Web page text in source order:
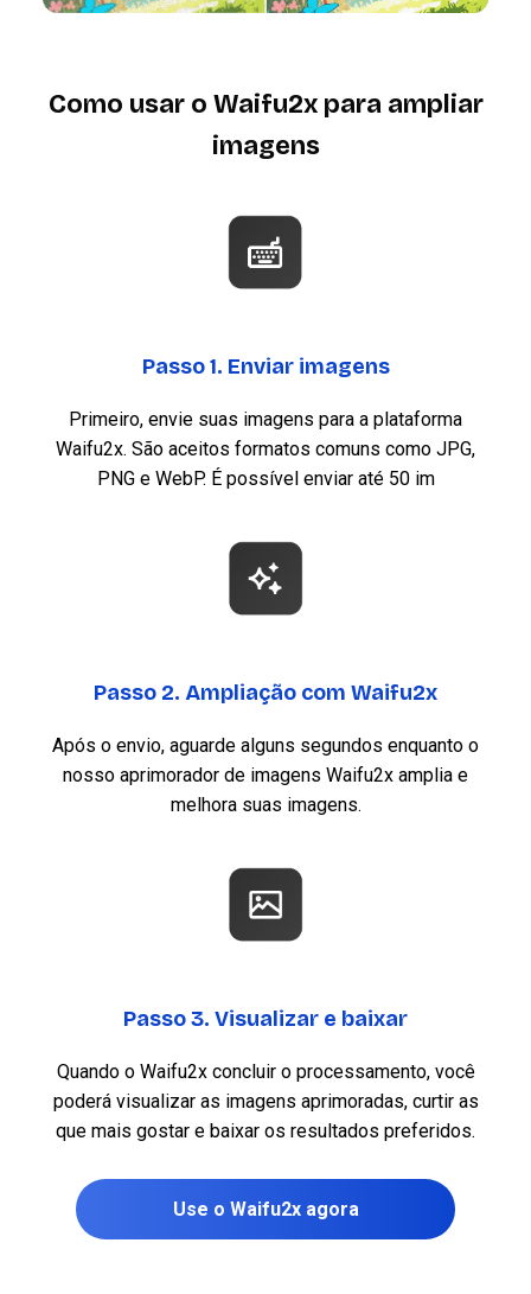
Como usar o Waifu2x para ampliar
imagens
Passo 1. Enviar imagens
Primeiro, envie suas imagens para a plataforma
Waifu2x. São aceitos formatos comuns como JPG,
PNG e WebP. É possível enviar até 50 im
Passo 2. Ampliação com Waifu2x
Após o envio, aguarde alguns segundos enquanto o
nosso aprimorador de imagens Waifu2x amplia e
melhora suas imagens.
Passo 3. Visualizar e baixar
Quando o Waifu2x concluir o processamento, você
poderá visualizar as imagens aprimoradas, curtir as
que mais gostar e baixar os resultados preferidos.
Use o Waifu2x agora